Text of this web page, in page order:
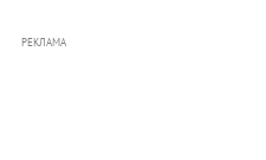
РЕКЛАМА